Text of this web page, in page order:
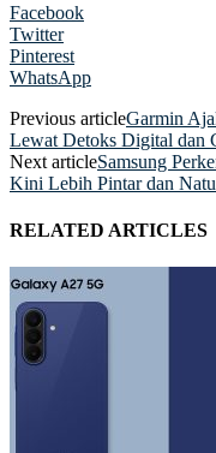
Facebook
Twitter
Pinterest
WhatsApp
Previous articleGarmin
Lewat Detoks Digital dan
Next articleSamsung
Kini Lebih Pintar dan
RELATED ARTICLES